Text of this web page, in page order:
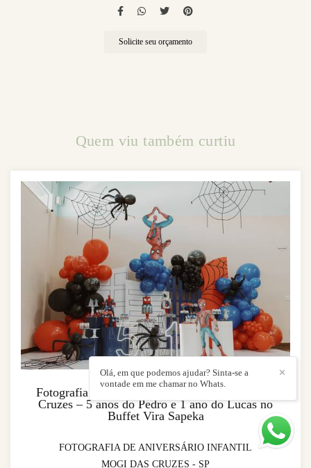
Solicite seu orçamento
Quem viu também curtiu
Fotografia de Aniversário Infantil em Mogi das
Cruzes – 5 anos do Pedro e 1 ano do Lucas no
Buffet Vira Sapeka
FOTOGRAFIA DE ANIVERSÁRIO INFANTIL
MOGI DAS CRUZES - SP
✕
Olá, em que podemos ajudar? Sinta-se a
vontade em me chamar no Whats.